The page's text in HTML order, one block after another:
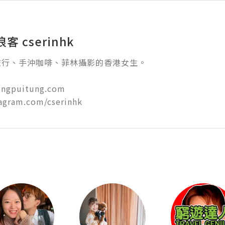
客 cserinhk
、手沖咖啡、菲林攝影的香港女生。
cserinhk